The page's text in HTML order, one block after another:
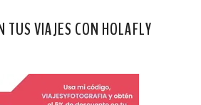
TUS VIAJES CON HOLAFLY